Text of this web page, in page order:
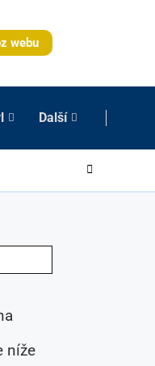
webu
Další
níže